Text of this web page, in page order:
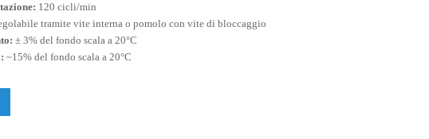
120 cicli/min
tramite vite interna o pomolo con vite di bloccaggio
± 3% del fondo scala a 20°C
~15% del fondo scala a 20°C